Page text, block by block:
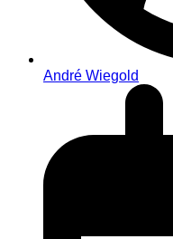
André Wiegold